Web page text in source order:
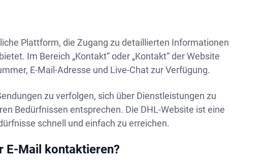
Plattform, die Zugang zu detaillierten Informationen
Im Bereich „Kontakt“ oder „Kontakt“ der Website
E-Mail-Adresse und Live-Chat zur Verfügung.
zu verfolgen, sich über Dienstleistungen zu
Bedürfnissen entsprechen. Die DHL-Website ist eine
schnell und einfach zu erreichen.
E-Mail kontaktieren?